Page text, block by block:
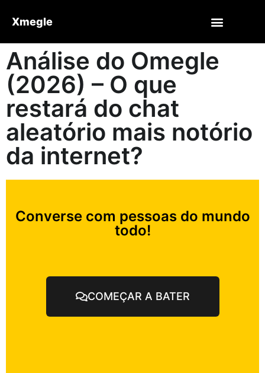
Xmegle
Análise do Omegle
(2026) – O que
restará do chat
aleatório mais notório
da internet?
Converse com pessoas do mundo
todo!
COMEÇAR A BATER